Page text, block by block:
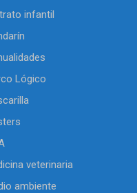
infantil
Lógico
veterinaria
ambiente